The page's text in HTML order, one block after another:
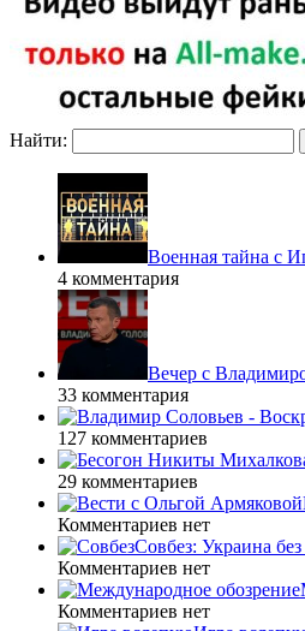
Найти:
Военная тайна с
4 комментария
Вечер с
33 комментария
127 комментариев
29 комментариев
Комментариев нет
Совбез: Украина
Комментариев нет
Комментариев нет